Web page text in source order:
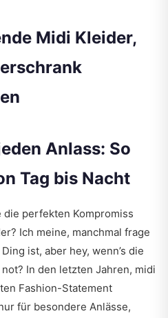
Midi Kleider,
Anlass: So
Tag bis Nacht
perfekten Kompromiss
Ich meine, manchmal frage
ist, aber hey, wenn’s die
In den letzten Jahren, midi
Fashion-Statement
für besondere Anlässe,